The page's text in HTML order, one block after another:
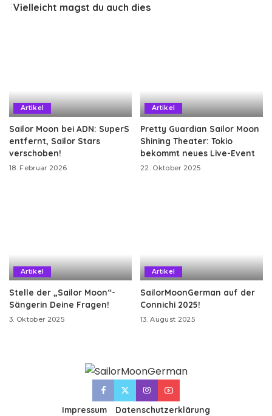
Vielleicht magst du auch dies
Artikel
Sailor Moon bei ADN: SuperS
entfernt, Sailor Stars
verschoben!
18. Februar 2026
Artikel
Pretty Guardian Sailor Moon
Shining Theater: Tokio
bekommt neues Live-Event
22. Oktober 2025
Artikel
Stelle der „Sailor Moon“-
Sängerin Deine Fragen!
3. Oktober 2025
Artikel
SailorMoonGerman auf der
Connichi 2025!
13. August 2025
Impressum Datenschutzerklärung